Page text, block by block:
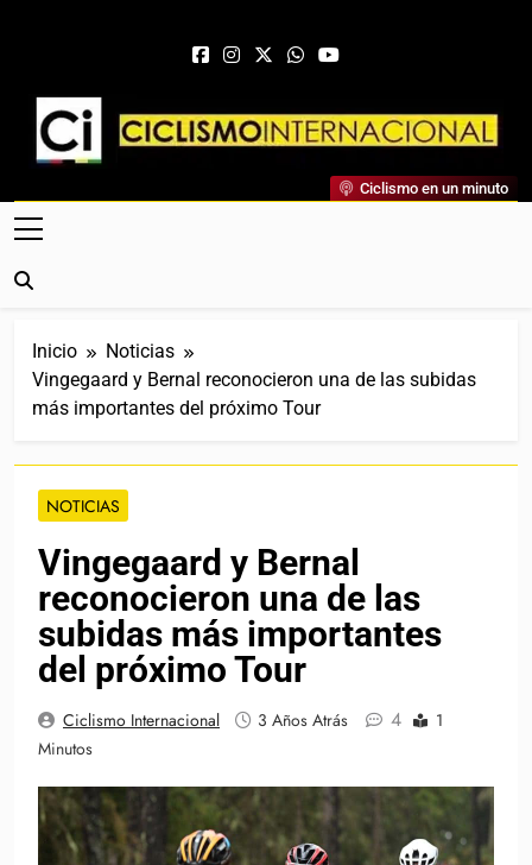
Ciclismo Internacional
Web Dedicada Al Ciclismo Mundial. Entrevistas, Análisis,
Crónicas, Previas Y Más. La Web Ciclista De Referencia.
Ciclismo en un minuto
Inicio
Noticias
Vingegaard y Bernal reconocieron una de las subidas
más importantes del próximo Tour
NOTICIAS
Vingegaard y Bernal
reconocieron una de las
subidas más importantes
del próximo Tour
Ciclismo Internacional 3 Años Atrás 4
1
Minutos